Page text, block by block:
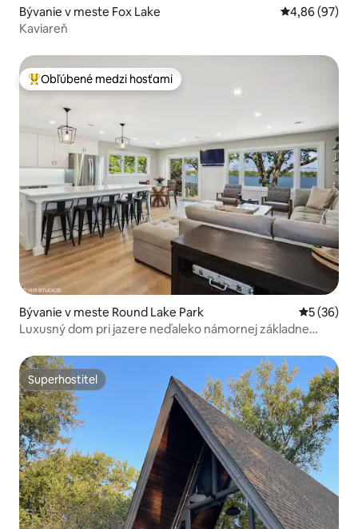
Bývanie v meste Fox Lake Priemerné
4,86 (97)
Kaviareň
Najobľúbenejšie medzi hosťami
Obľúbené medzi hosťami
Bývanie v meste Round Lake Park
5 (36)
Luxusný dom pri jazere neďaleko námornej základne
Superhostiteľ
Superhostiteľ